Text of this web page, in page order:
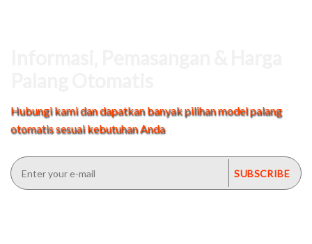
Hubungi kami dan dapatkan banyak pilihan model palang
otomatis sesuai kebutuhan Anda